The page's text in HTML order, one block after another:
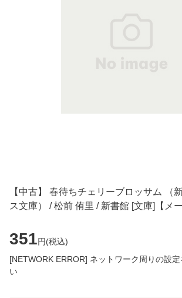
【中古】 春待ちチェリーブロッサム （
ス文庫） / 松前 侑里 / 新書館 [文庫]【メ
351円(税込)
[NETWORK ERROR] ネットワーク周りの設
い